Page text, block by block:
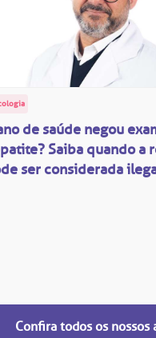
de saúde negou
Saiba quando a
ser considerada
Confira todos os nossos